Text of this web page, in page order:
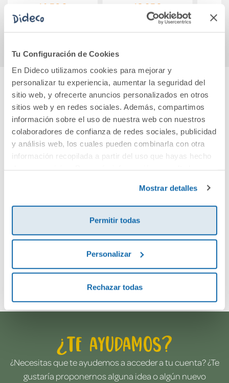
Tu Configuración de Cookies
En Dideco utilizamos cookies para mejorar y
personalizar tu experiencia, aumentar la seguridad del
sitio web, y ofrecerte anuncios personalizados en otros
sitios web y en redes sociales. Además, compartimos
información sobre el uso de nuestra web con nuestros
colaboradores de confianza de redes sociales, publicidad
y análisis web, los cuales pueden combinarla con otra
información recopilada a partir del uso que hayas hecho
Mostrar detalles
Permitir todas
Personalizar
Rechazar todas
14,50€
16,95€
Comprar
Cuéntanos tu opinión
¡Sé el primero en valorar este producto!
Envía tu opinión
¿Te ayudamos?
¿Necesitas que te ayudemos a acceder a tu cuenta? ¿Te
gustaría proponernos alguna idea o algún nuevo